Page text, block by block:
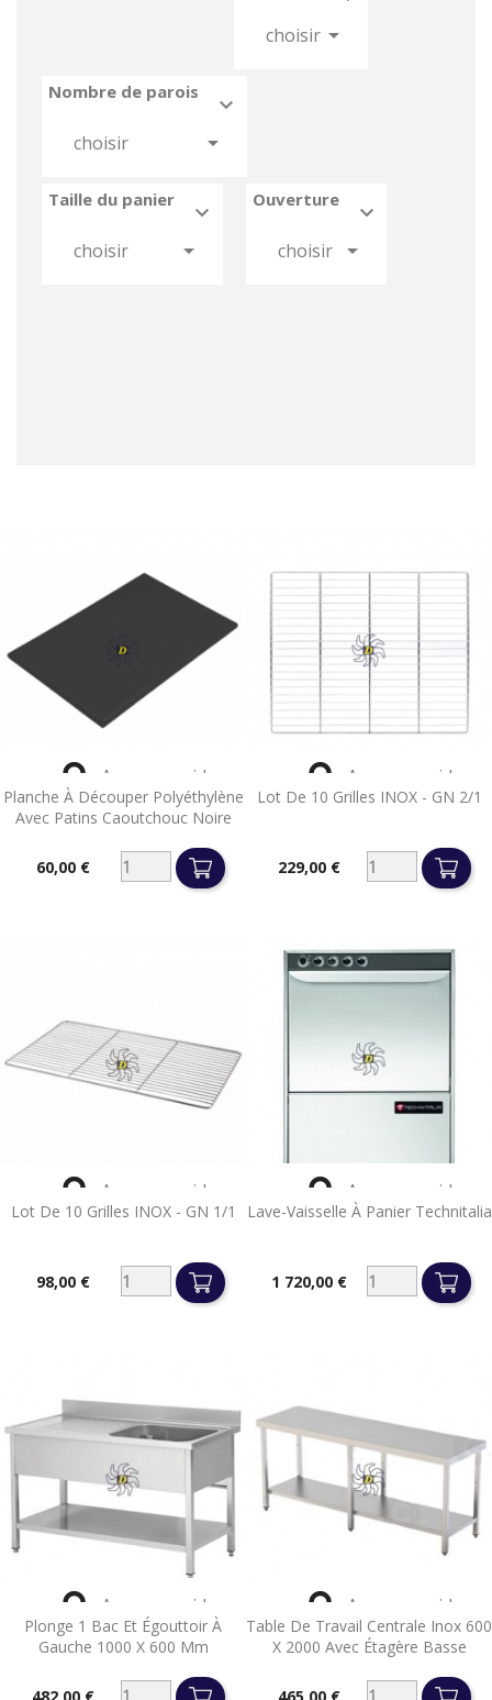
choisir 
Nombre de parois

choisir 
Taille du panier

choisir 
Ouverture

choisir 
Planche À Découper Polyéthylène
Avec Patins Caoutchouc Noire
60,00 €
 Aperçu rapide
Lot De 10 Grilles INOX - GN 2/1
Prix229,00 €
 Aperçu rapide
Lot De 10 Grilles INOX - GN 1/1
98,00 €
 Aperçu rapide
Lave-Vaisselle À Panier Technitalia
Prix1 720,00 €
 Aperçu rapide
Plonge 1 Bac Et Égouttoir À
Gauche 1000 X 600 Mm
 Aperçu rapide
Table De Travail Centrale Inox 600
X 2000 Avec Étagère Basse
 Aperçu rapide